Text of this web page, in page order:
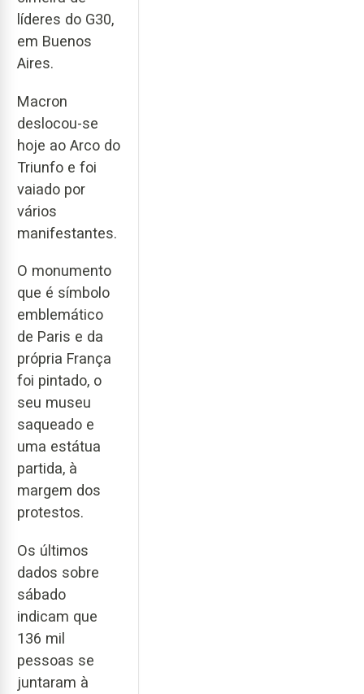
líderes do G30,
em Buenos
Aires.
Macron
deslocou-se
hoje ao Arco do
Triunfo e foi
vaiado por
vários
manifestantes.
O monumento
que é símbolo
emblemático
de Paris e da
própria França
foi pintado, o
seu museu
saqueado e
uma estátua
partida, à
margem dos
protestos.
Os últimos
dados sobre
sábado
indicam que
136 mil
pessoas se
juntaram à